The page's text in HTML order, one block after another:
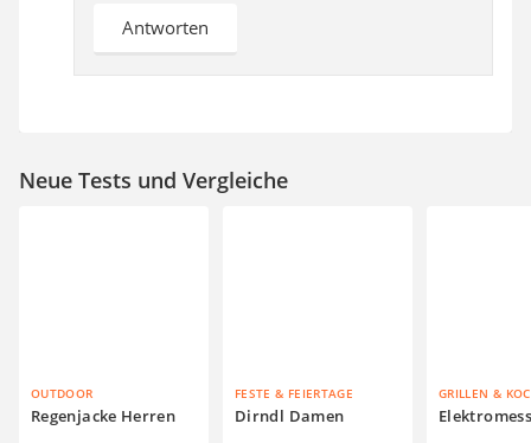
Antworten
Neue Tests und Vergleiche
OUTDOOR
Regenjacke Herren
FESTE & FEIERTAGE
Dirndl Damen
GRILLEN &